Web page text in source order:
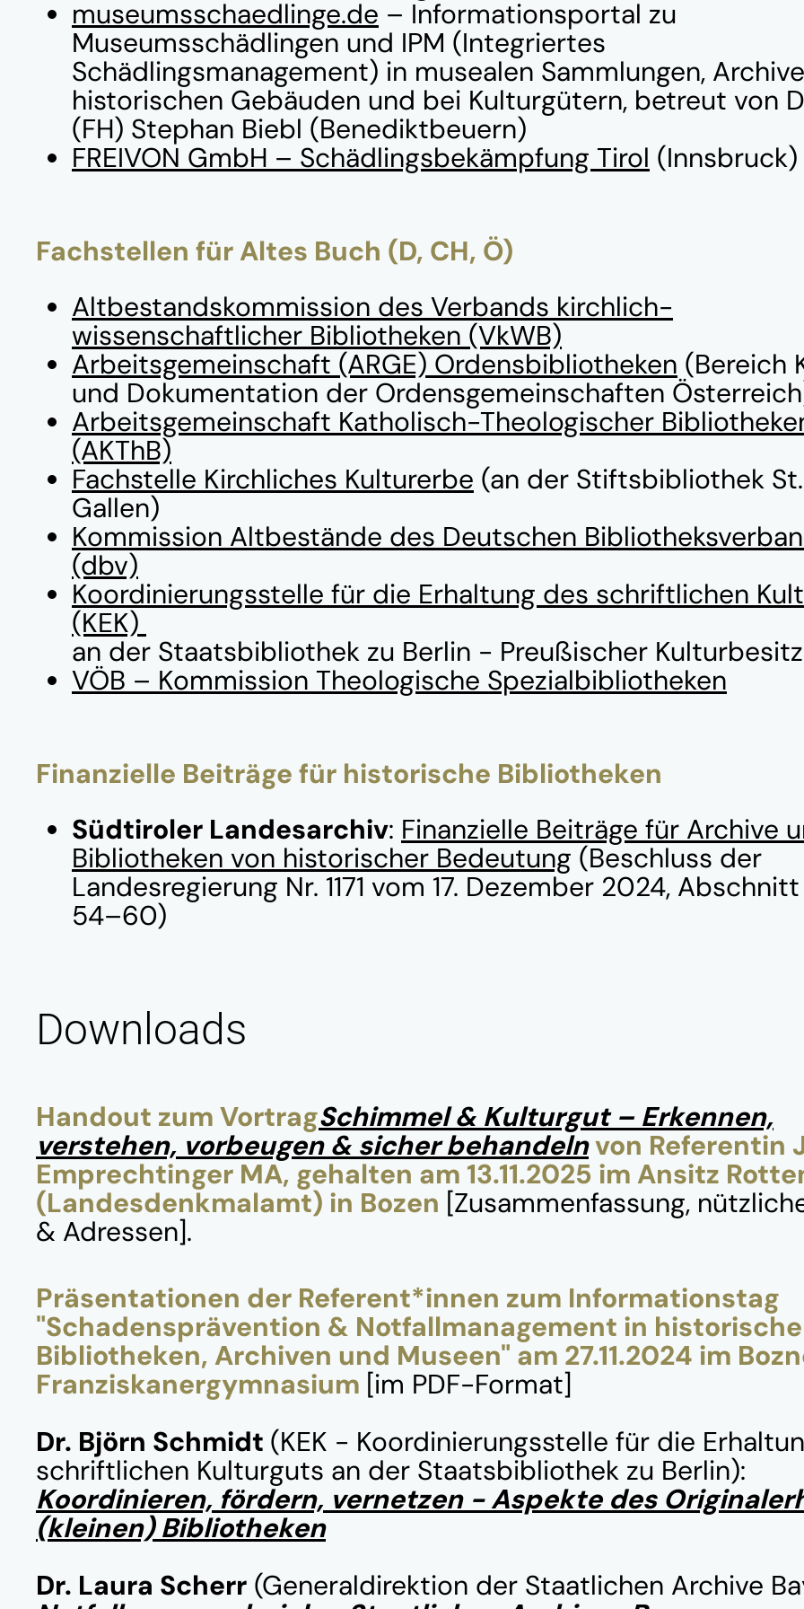
museumsschaedlinge.de – Informationsportal zu
Museumsschädlingen und IPM (Integriertes
Schädlingsmanagement) in musealen Sammlungen,
historischen Gebäuden und bei Kulturgütern, betreut von
(FH) Stephan Biebl (Benediktbeuern)
FREIVON GmbH – Schädlingsbekämpfung Tirol (Innsbruck)
Fachstellen für Altes Buch (D, CH, Ö)
Altbestandskommission des Verbands kirchlich-
wissenschaftlicher Bibliotheken (VkWB)
Arbeitsgemeinschaft (ARGE) Ordensbibliotheken (Bereich
und Dokumentation der Ordensgemeinschaften
Arbeitsgemeinschaft Katholisch-Theologischer
(AKThB)
Fachstelle Kirchliches Kulturerbe (an der Stiftsbibliothek St.
Gallen)
Kommission Altbestände des Deutschen
(dbv)
Koordinierungsstelle für die Erhaltung des schriftlichen
(KEK)
an der Staatsbibliothek zu Berlin - Preußischer Kulturbesitz
VÖB – Kommission Theologische Spezialbibliotheken
Finanzielle Beiträge für historische Bibliotheken
Südtiroler Landesarchiv: Finanzielle Beiträge für Archive
Bibliotheken von historischer Bedeutung (Beschluss der
Landesregierung Nr. 1171 vom 17. Dezember 2024,
54–60)
Downloads
Handout zum VortragSchimmel & Kulturgut – Erkennen,
verstehen, vorbeugen & sicher behandelnvon Referentin
Emprechtinger MA, gehalten am 13.11.2025 im Ansitz
(Landesdenkmalamt) in Bozen [Zusammenfassung,
& Adressen].
Präsentationen der Referent*innen zum Informationstag
"Schadensprävention & Notfallmanagement in
Bibliotheken, Archiven und Museen" am 27.11.2024 im
Franziskanergymnasium [im PDF-Format]
Dr. Björn Schmidt (KEK - Koordinierungsstelle für die
schriftlichen Kulturguts an der Staatsbibliothek zu Berlin):
Koordinieren, fördern, vernetzen - Aspekte des
(kleinen) Bibliotheken
Dr. Laura Scherr (Generaldirektion der Staatlichen Archive